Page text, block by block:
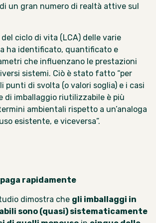
un gran numero di realtà attive sul
ciclo di vita (LCA) delle varie
ha identificato, quantificato e
che influenzano le prestazioni
sistemi. Ciò è stato fatto “per
punti di svolta (o valori soglia) e i casi
di imballaggio riutilizzabile è più
ambientali rispetto a un’analoga
esistente, e viceversa”.
rapidamente
dimostra che gli imballaggi in
sono (quasi) sistematicamente